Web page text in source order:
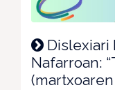
Dislexiari
Nafarroan:
(martxoaren